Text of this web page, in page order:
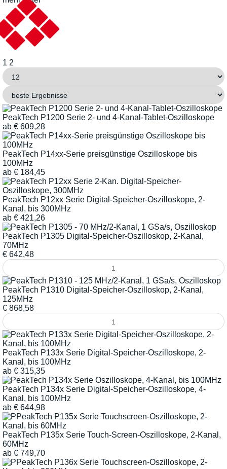
1 2
PeakTech P1200 Serie 2- und 4-Kanal-Tablet-Oszilloskope
ab € 609,28
PeakTech P14xx-Serie preisgünstige Oszilloskope bis
100MHz
ab € 184,45
PeakTech P12xx Serie Digital-Speicher-Oszilloskope, 2-
Kanal, bis 300MHz
ab € 421,26
PeakTech P1305 Digital-Speicher-Oszilloskop, 2-Kanal,
70MHz
€ 642,48
PeakTech P1310 Digital-Speicher-Oszilloskop, 2-Kanal,
125MHz
€ 868,58
PeakTech P133x Serie Digital-Speicher-Oszilloskope, 2-
Kanal, bis 100MHz
ab € 315,35
PeakTech P134x Serie Digital-Speicher-Oszilloskope, 4-
Kanal, bis 100MHz
ab € 644,98
PeakTech P135x Serie Touch-Screen-Oszilloskope, 2-Kanal,
60MHz
ab € 749,70